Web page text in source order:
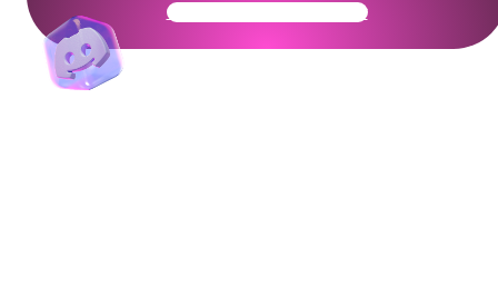
Get Your Community Ready